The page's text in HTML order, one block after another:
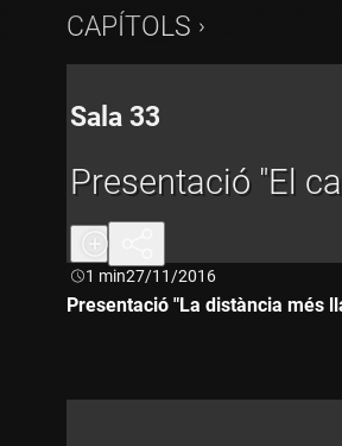
Sala 33
Presentació "El
Durada:
1 min27/11/2016
CAPÍTOLS
Presentació "La distància més